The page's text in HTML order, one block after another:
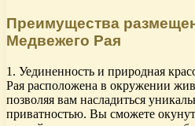
Преимущества
Медвежего Рая
1. Уединенность и природная
Рая расположена в окружении
позволяя вам насладиться
приватностью. Вы сможете